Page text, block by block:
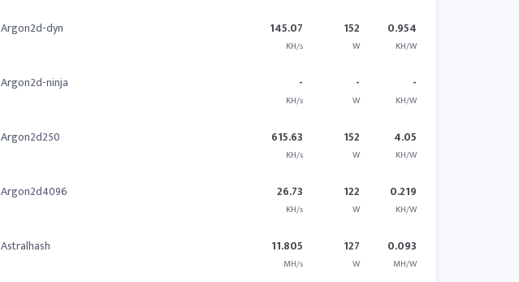
Argon2d-dyn 145.07
KH/s
152
W
0.954
KH/W
Argon2d-ninja -
KH/s
-
W
-
KH/W
Argon2d250 615.63
KH/s
152
W
4.05
KH/W
Argon2d4096 26.73
KH/s
122
W
0.219
KH/W
Astralhash 11.805
MH/s
127
W
0.093
MH/W